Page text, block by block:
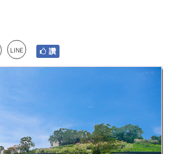
LINE 讚